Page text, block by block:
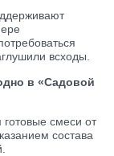
всходы.
в «Садовой
смеси от
состава